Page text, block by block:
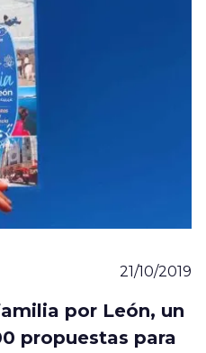
21/10/2019
por León, un
propuestas para